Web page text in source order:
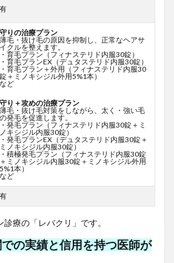
有
守りの治療プラン
薄毛・抜け毛の原因を抑制し、正常なヘアサ
イクルを整えます。
・育毛プラン（フィナステリド内服30錠）
・育毛プランEX（デュタステリド内服30錠）
・育毛プラン＋外用（フィナステリド内服30
錠＋ミノキシジル外用5%1本）
など
守り＋攻めの治療プラン
薄毛・抜け毛対策をしながら、太く・強い毛
の発毛を促進します。
・発毛プラン（フィナステリド内服30錠＋ミ
ノキシジル内服30錠）
・発毛プランEX（デュタステリド内服30錠＋
ミノキシジル内服30錠）
・積極発毛プラン（フィナステリド内服30錠
＋ミノキシジル内服30錠＋ミノキシジル外用
5%1本）
など
有
療の「レバクリ」です。
の実績と信用を持つ医師が